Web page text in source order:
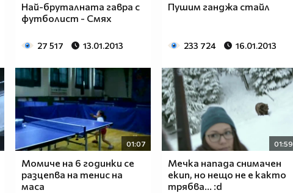
Най-бруталната гавра с
футболист - Смях
27 517 13.01.2013
Пушим ганджа стайл
233 724 16.01.2013
01:07
Момиче на 6 годинки се
разцепва на тенис на
маса
01:59
Мечка напада снимачен
екип, но нещо не е както
трябва... :d